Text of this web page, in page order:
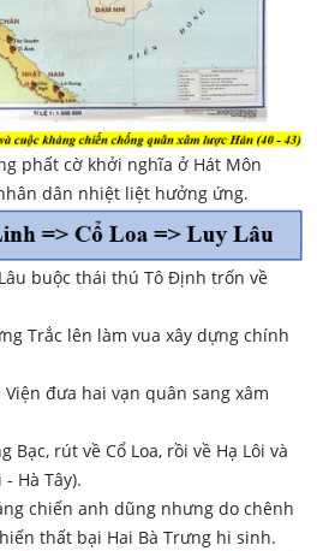
phất cờ khởi nghĩa ở Hát Môn
dân nhiệt liệt hưởng ứng.
buộc thái thú Tô Định trốn về
Trắc lên làm vua xây dựng chính
đưa hai vạn quân sang xâm
Bạc, rút về Cổ Loa, rồi về Hạ Lôi và
Hà Tây).
chiến anh dũng nhưng do chênh
thất bại Hai Bà Trưng hi sinh.